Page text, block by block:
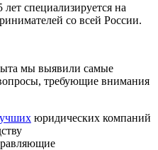
специализируется на
со всей России.
мы выявили самые
требующие внимания
юридических компаний